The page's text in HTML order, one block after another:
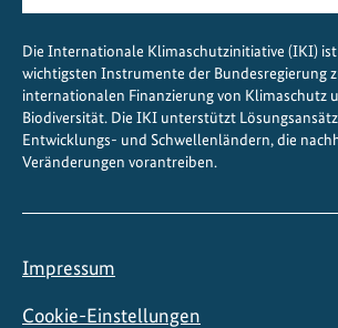
Die Internationale Klimaschutzinitiative (IKI)
wichtigsten Instrumente der Bundesregierung
internationalen Finanzierung von Klimaschutz
Biodiversität. Die IKI unterstützt
Entwicklungs- und Schwellenländern, die
Veränderungen vorantreiben.
Impressum
Cookie-Einstellungen